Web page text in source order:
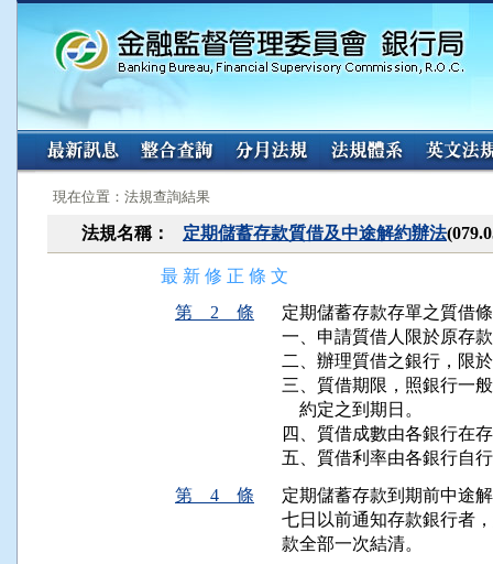
:::
現在位置：法規查詢結果
法規名稱： 定期儲蓄存款質借及中途解約辦法
最 新 修 正 條 文
第 2 條
定期儲蓄存款存單之質借
一、申請質借人限於原存
二、辦理質借之銀行，限
三、質借期限，照銀行一
    約定之到期日。
四、質借成數由各銀行在
第 4 條
定期儲蓄存款到期前中途
七日以前通知存款銀行者
款全部一次結清。